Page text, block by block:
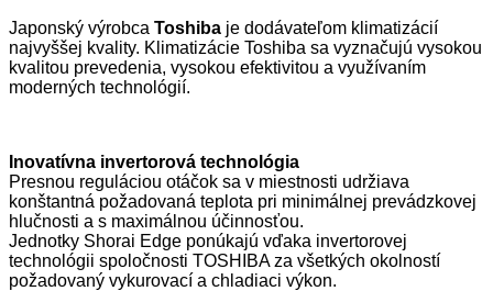
Japonský výrobca Toshiba je dodávateľom klimatizácií
najvyššej kvality. Klimatizácie Toshiba sa vyznačujú vysokou
kvalitou prevedenia, vysokou efektivitou a využívaním
moderných technológií.
Inovatívna invertorová technológia
Presnou reguláciou otáčok sa v miestnosti udržiava
konštantná požadovaná teplota pri minimálnej prevádzkovej
hlučnosti a s maximálnou účinnosťou.
Jednotky Shorai Edge ponúkajú vďaka invertorovej
technológii spoločnosti TOSHIBA za všetkých okolností
požadovaný vykurovací a chladiaci výkon.